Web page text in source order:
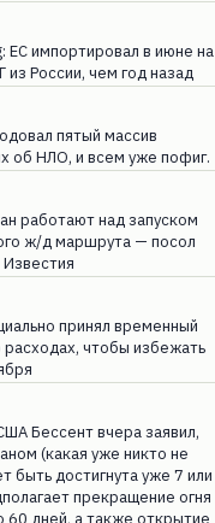
ЕС импортировал в июне на
России, чем год назад
пятый массив
об НЛО, и всем уже пофиг.
работают над запуском
ж/д маршрута — посол
принял временный
чтобы избежать
Бессент вчера заявил,
(какая уже никто не
быть достигнута уже 7 или
прекращение огня
60 дней, а также открытие